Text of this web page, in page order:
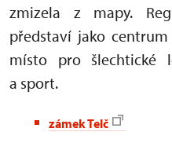
zmizela z mapy.
představí jako
místo pro šlechtické
a sport.
zámek Telč